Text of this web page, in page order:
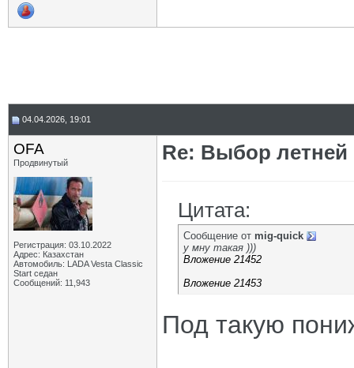
04.04.2026, 19:01
OFA
Продвинутый
Регистрация: 03.10.2022
Адрес: Казахстан
Автомобиль: LADA Vesta Classic
Start седан
Сообщений: 11,943
Re: Выбор летней
Цитата:
Сообщение от mig-quick
у мну такая )))
Вложение 21452
Вложение 21453
Под такую